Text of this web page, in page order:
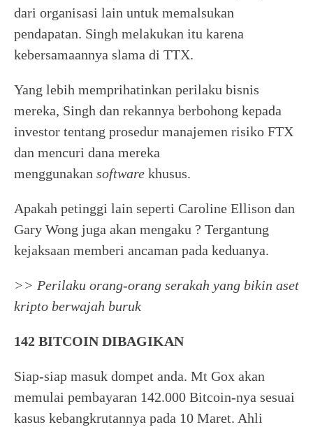
dari organisasi lain untuk memalsukan
pendapatan. Singh melakukan itu karena
kebersamaannya slama di TTX.
Yang lebih memprihatinkan perilaku bisnis
mereka, Singh dan rekannya berbohong kepada
investor tentang prosedur manajemen risiko FTX
dan mencuri dana mereka
menggunakan software khusus.
Apakah petinggi lain seperti Caroline Ellison dan
Gary Wong juga akan mengaku ? Tergantung
kejaksaan memberi ancaman pada keduanya.
>> Perilaku orang-orang serakah yang bikin aset
kripto berwajah buruk
142 BITCOIN DIBAGIKAN
Siap-siap masuk dompet anda. Mt Gox akan
memulai pembayaran 142.000 Bitcoin-nya sesuai
kasus kebangkrutannya pada 10 Maret. Ahli